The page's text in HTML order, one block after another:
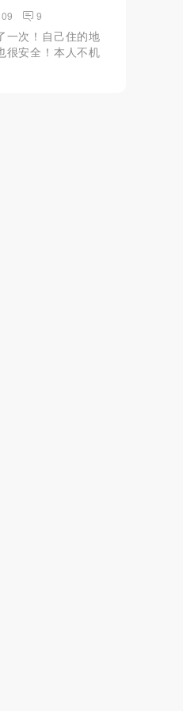
9
一次！自己住的地
很安全！本人不机
也挺漂亮的，去
过程还主动69，